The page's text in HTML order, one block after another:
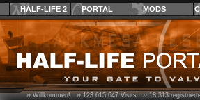
HALF-LIFE 2 PORTAL MODS
›› Willkommen! ››123.615.647Visits ››18.313